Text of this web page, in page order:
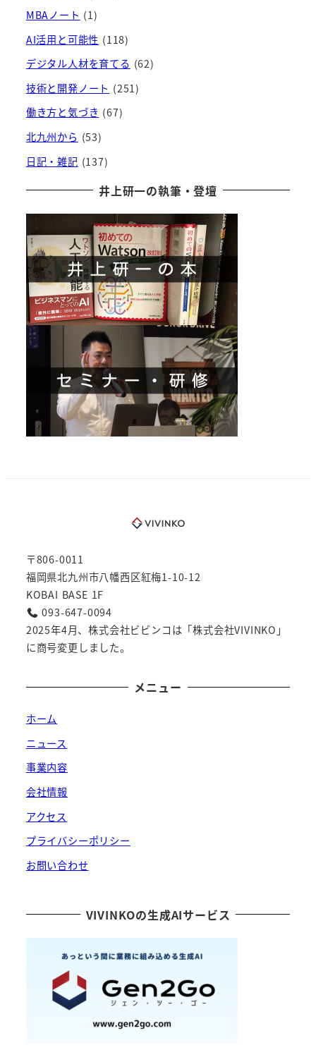
ブ
MBAノート (1)
AI活用と可能性 (118)
デジタル人材を育てる (62)
技術と開発ノート (251)
働き方と気づき (67)
北九州から (53)
日記・雑記 (137)
井上研一の執筆・登壇
〒806-0011
福岡県北九州市八幡西区紅梅1-10-12
KOBAI BASE 1F
093-647-0094
2025年4月、株式会社ビビンコは「株式会社VIVINKO」
に商号変更しました。
メニュー
ホーム
ニュース
事業内容
会社情報
アクセス
プライバシーポリシー
お問い合わせ
VIVINKOの生成AIサービス